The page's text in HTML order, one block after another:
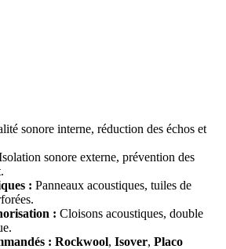
sonore interne, réduction des échos et
sonore externe, prévention des
: Panneaux acoustiques, tuiles de
: Cloisons acoustiques, double
: Rockwool, Isover, Placo